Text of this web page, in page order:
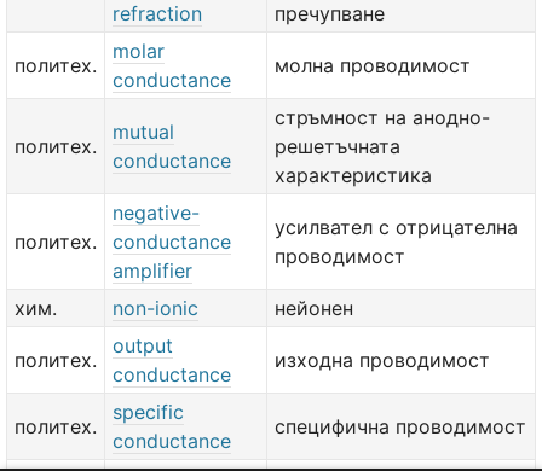
refraction
пречупване
политех.
molar
conductance
молна проводимост
политех.
mutual
conductance
стръмност на анодно-
решетъчната
характеристика
политех.
negative-
conductance
amplifier
усилвател с отрицателна
проводимост
хим. non-ionic нейонен
политех.
output
conductance
изходна проводимост
политех.
specific
conductance
специфична проводимост